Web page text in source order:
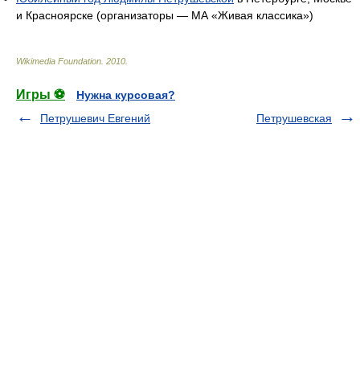
и Красноярске (организаторы — МА «Живая классика»)
Wikimedia Foundation 2010
Игры ⚽
Нужна курсовая?
Петрушевич Евгений
Петрушевская